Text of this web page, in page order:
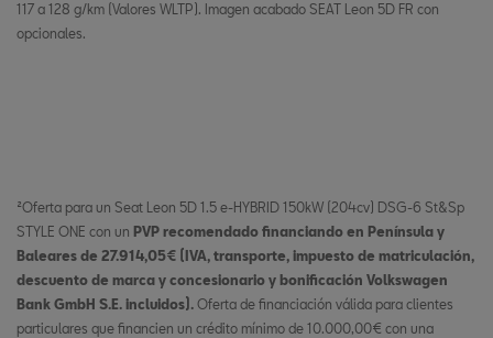
117 a 128 g/km (Valores WLTP). Imagen acabado SEAT Leon 5D FR con
opcionales.
²Oferta para un Seat Leon 5D 1.5 e-HYBRID 150kW (204cv) DSG-6 St&Sp
STYLE ONE con un PVP recomendado financiando en Península y
Baleares de 27.914,05€ (IVA, transporte, impuesto de matriculación,
descuento de marca y concesionario y bonificación Volkswagen
Bank GmbH S.E. incluidos). Oferta de financiación válida para clientes
particulares que financien un crédito mínimo de 10.000,00€ con una